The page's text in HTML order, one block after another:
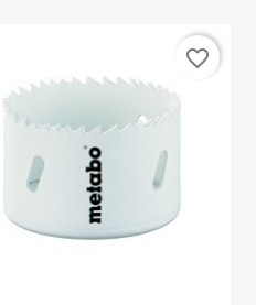
favorite_border